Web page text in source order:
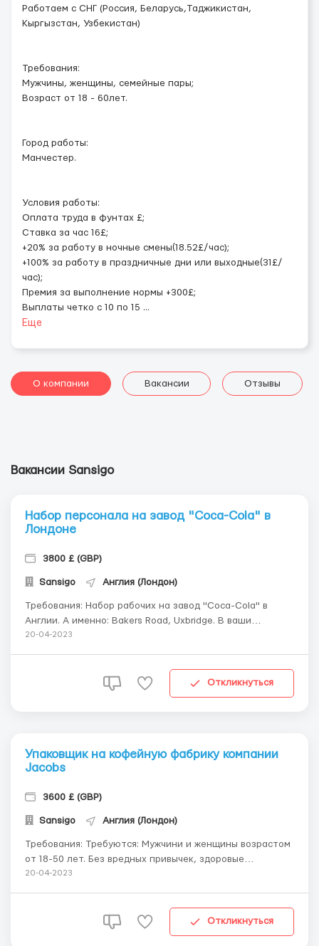
Работаем с СНГ (Россия, Беларусь,Таджикистан,
Кыргызстан, Узбекистан)
Требования:
Мужчины, женщины, семейные пары;
Возраст от 18 - 60лет.
Город работы:
Манчестер.
Условия работы:
Оплата труда в фунтах £;
Ставка за час 16£;
+20% за работу в ночные смены(18.52£/час);
+100% за работу в праздничные дни или выходные(31£/
час);
Премия за выполнение нормы +300£;
Выплаты четко с 10 по 15 ...
Еще
О компании Вакансии Отзывы
Вакансии Sansigo
Набор персонала на завод "Coca-Cola" в
Лондоне
3800 £ (GBP)
Sansigo Англия (Лондон)
Требования: Набор рабочих на завод "Coca-Cola" в
Англии. А именно: Bakers Road, Uxbridge. В ваши
обязанности будет входить: -Сортировка крышек перед
отправка на погрузку. ...
20-04-2023
Откликнуться
Упаковщик на кофейную фабрику компании
Jacobs
3600 £ (GBP)
Sansigo Англия (Лондон)
Требования: Требуются: Мужчини и женщины возрастом
от 18-50 лет. Без вредных привычек, здоровые
ментально и физически, трудолюбивые и
20-04-2023
Откликнуться